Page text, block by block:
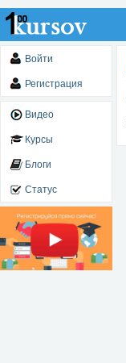
Войти
Регистрация
Видео
Курсы
Блоги
Статус